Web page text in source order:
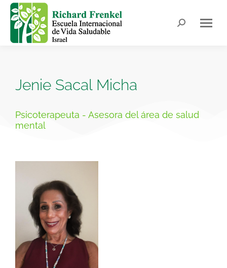
Jenie Sacal Micha
Psicoterapeuta - Asesora del área de salud
mental